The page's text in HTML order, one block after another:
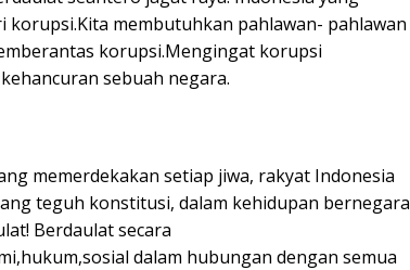
korupsi.Kita membutuhkan pahlawan- pahlawan
korupsi.Mengingat korupsi
sebuah negara.
memerdekakan setiap jiwa, rakyat Indonesia
teguh konstitusi, dalam kehidupan bernegara
Berdaulat secara
dalam hubungan dengan semua